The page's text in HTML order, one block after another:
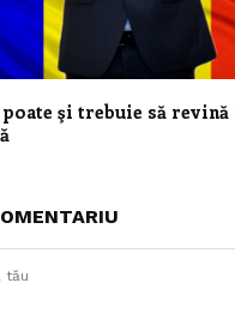
şi trebuie să revină